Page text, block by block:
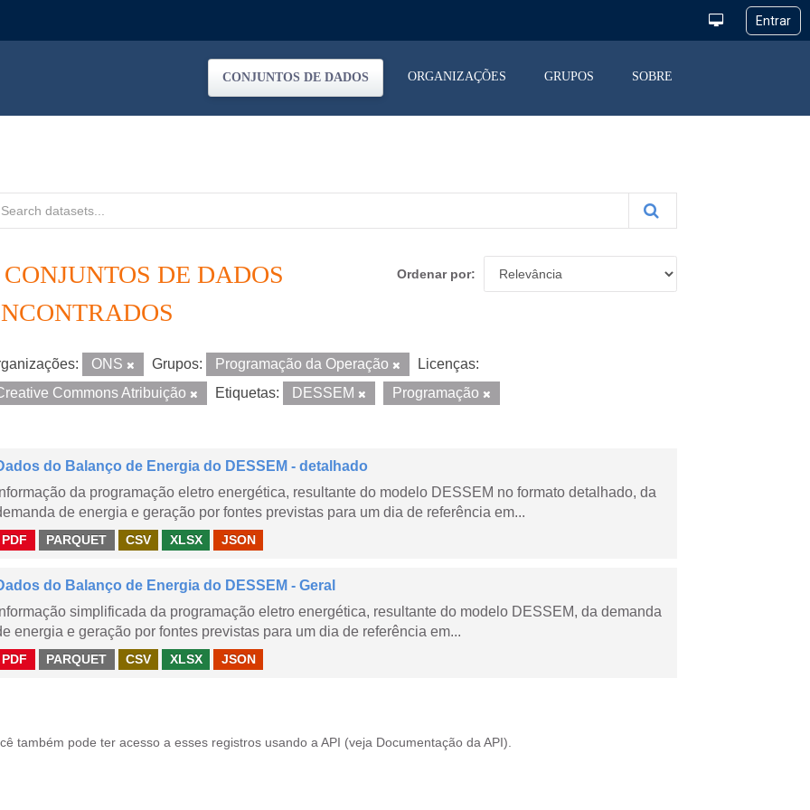
CONJUNTOS DE DADOS ORGANIZAÇÕES GRUPOS SOBRE
Ordenar por
CONJUNTOS DE DADOS
ONS Grupos: Programação da Operação
Licenças:
Commons Atribuição
Etiquetas: DESSEM Programação
do Balanço de Energia do DESSEM - detalhado
Informação da programação eletro energética, resultante do modelo DESSEM no formato detalhado, da
de energia e geração por fontes previstas para um dia de referência em...
PDF PARQUET CSV XLSX JSON
do Balanço de Energia do DESSEM - Geral
Informação simplificada da programação eletro energética, resultante do modelo DESSEM, da demanda
energia e geração por fontes previstas para um dia de referência em...
PDF PARQUET CSV XLSX JSON
também pode ter acesso a esses registros usando a API (veja Documentação da API ).